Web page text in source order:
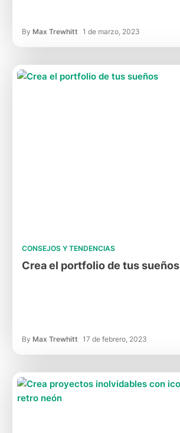
By Max Trewhitt 1 de marzo, 2023
CONSEJOS Y TENDENCIAS
Crea el portfolio de tus sueños
By Max Trewhitt 17 de febrero, 2023